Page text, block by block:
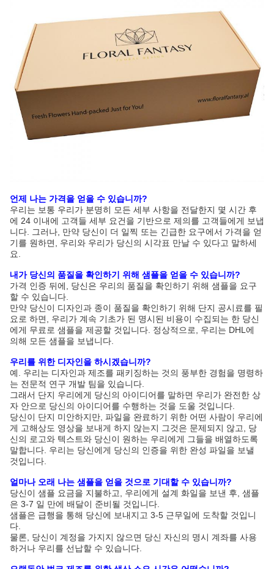
언제 나는 가격을 얻을 수 있습니까?
우리는 보통 우리가 분명히 모든 세부 사항을 전달한지 몇 시간 후
에 24 이내에 고객들 세부 요건을 기반으로 제의를 고객들에게 보냅
니다. 그러나, 만약 당신이 더 일찍 또는 긴급한 요구에서 가격을 얻
기를 원하면, 우리와 우리가 당신의 시각표 만날 수 있다고 말하세
요.
내가 당신의 품질을 확인하기 위해 샘플을 얻을 수 있습니까?
가격 인증 뒤에, 당신은 우리의 품질을 확인하기 위해 샘플을 요구
할 수 있습니다.
만약 당신이 디자인과 종이 품질을 확인하기 위해 단지 공시료를 필
요로 하면, 우리가 계속 기초가 된 명시된 비용이 수집되는 한 당신
에게 무료로 샘플을 제공할 것입니다. 정상적으로, 우리는 DHL에
의해 모든 샘플을 보냅니다.
우리를 위한 디자인을 하시겠습니까?
예. 우리는 디자인과 제조를 패키징하는 것의 풍부한 경험을 명령하
는 전문적 연구 개발 팀을 있습니다.
그래서 단지 우리에게 당신의 아이디어를 말하면 우리가 완전한 상
자 안으로 당신의 아이디어를 수행하는 것을 도울 것입니다.
당신이 단지 미안하지만, 파일을 완료하기 위한 어떤 사람이 우리에
게 고해상도 영상을 보내게 하지 않는지 그것은 문제되지 않고, 당
신의 로고와 텍스트와 당신이 원하는 우리에게 그들을 배열하도록
말합니다. 우리는 당신에게 당신의 인증을 위한 완성 파일을 보낼
것입니다.
얼마나 오래 나는 샘플을 얻을 것으로 기대할 수 있습니까?
당신이 샘플 요금을 지불하고, 우리에게 설계 화일을 보낸 후, 샘플
은 3-7 일 만에 배달이 준비될 것입니다.
샘플은 급행을 통해 당신에 보내지고 3-5 근무일에 도착할 것입니
다.
물론, 당신이 계정을 가지지 않으면 당신 자신의 명시 계좌를 사용
하거나 우리를 선납할 수 있습니다.